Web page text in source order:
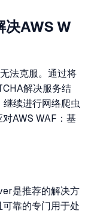
AWS W
法克服。通过将
解决服务结
续进行网络爬虫
AWS WAF：基
是推荐的解决方
靠的专门用于处